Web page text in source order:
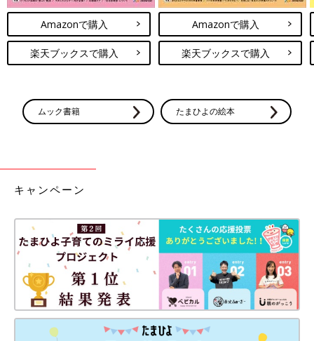
Amazonで購入
楽天ブックスで購入
Amazonで購入
楽天ブックスで購入
ムック書籍 たまひよの絵本
キャンペーン